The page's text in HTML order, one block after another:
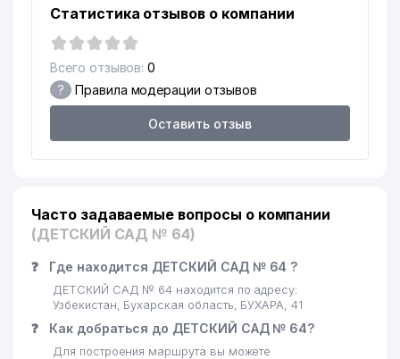
Статистика отзывов о компании
Всего отзывов: 0
? Правила модерации отзывов
Оставить отзыв
Часто задаваемые вопросы о компании
(ДЕТСКИЙ САД № 64)
❓ Где находится ДЕТСКИЙ САД № 64 ?
ДЕТСКИЙ САД № 64 находится по адресу:
Узбекистан, Бухарская область, БУХАРА, 41
❓ Как добраться до ДЕТСКИЙ САД № 64?
Для построения маршрута вы можете